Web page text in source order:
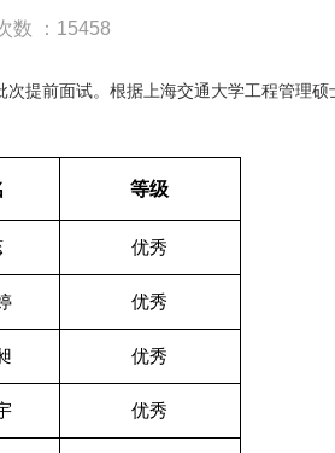
数 ：15458
前面试。根据上海交通大学工程管理硕
等级
优秀
优秀
优秀
优秀